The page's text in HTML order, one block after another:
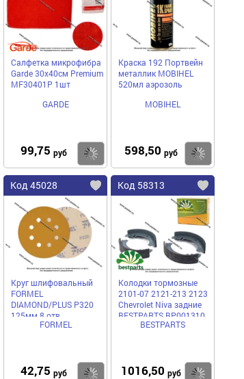
Салфетка микрофибра
Garde 30х40см Premium
MF30401P 1шт
GARDE
99,75 руб Купить
Краска 192 Портвейн
металлик MOBIHEL
520мл аэрозоль
MOBIHEL
598,50 руб
Код 45028
Круг шлифовальный
FORMEL
DIAMOND/PLUS P320
125мм 8 отв.
81951120320/23551023320
FORMEL
42,75 руб Купить
Код 58313
Колодки тормозные
2101-07 2121-213 2123
Chevrolet Niva задние
BESTPARTS BP001310
BESTPARTS
1016,50 руб